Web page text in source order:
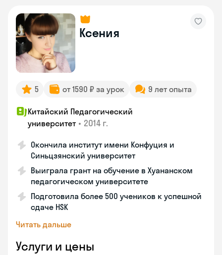
Ксения
5 от 1590 ₽ за урок 9 лет опыта
Китайский Педагогический
университет • 2014 г.
Окончила институт имени Конфуция и
Синьцзянский университет
Выиграла грант на обучение в Хуананском
педагогическом университете
Подготовила более 500 учеников к успешной
сдаче HSK
Читать дальше
Услуги и цены